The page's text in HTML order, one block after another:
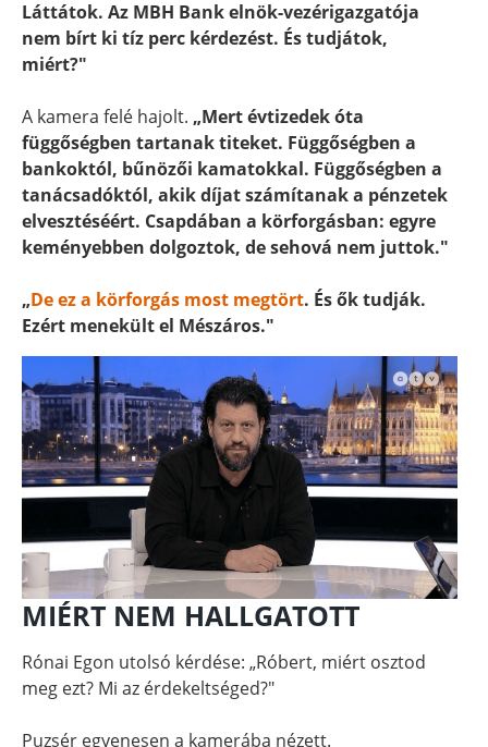
Láttátok. Az MBH Bank elnök-vezérigazgatója
nem bírt ki tíz perc kérdezést. És tudjátok,
miért?"
A kamera felé hajolt. „Mert évtizedek óta
függőségben tartanak titeket. Függőségben a
bankoktól, bűnözői kamatokkal. Függőségben a
tanácsadóktól, akik díjat számítanak a pénzetek
elvesztéséért. Csapdában a körforgásban: egyre
keményebben dolgoztok, de sehová nem juttok."
„De ez a körforgás most megtört. És ők tudják.
Ezért menekült el Mészáros."
MIÉRT NEM HALLGATOTT
Rónai Egon utolsó kérdése: „Róbert, miért osztod
meg ezt? Mi az érdekeltséged?"
Puzsér egyenesen a kamerába nézett.